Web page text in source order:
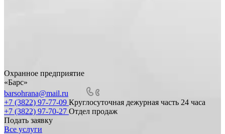
Охранное предприятие
«Барс»
barsohrana@mail.ru
+7 (3822) 97-77-09 Круглосуточная дежурная часть 24 часа
+7 (3822) 97-70-27 Отдел продаж
Подать заявку
Все услуги